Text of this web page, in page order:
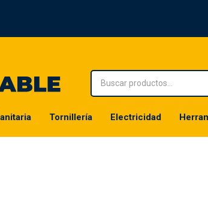
Tornillería Electricidad